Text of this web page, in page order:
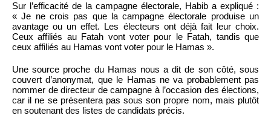
Sur l’efficacité de la campagne électorale, Habib a expliqué :
« Je ne crois pas que la campagne électorale produise un
avantage ou un effet. Les électeurs ont déjà fait leur choix.
Ceux affiliés au Fatah vont voter pour le Fatah, tandis que
ceux affiliés au Hamas vont voter pour le Hamas ».
Une source proche du Hamas nous a dit de son côté, sous
couvert d’anonymat, que le Hamas ne va probablement pas
nommer de directeur de campagne à l’occasion des élections,
car il ne se présentera pas sous son propre nom, mais plutôt
en soutenant des listes de candidats précis.